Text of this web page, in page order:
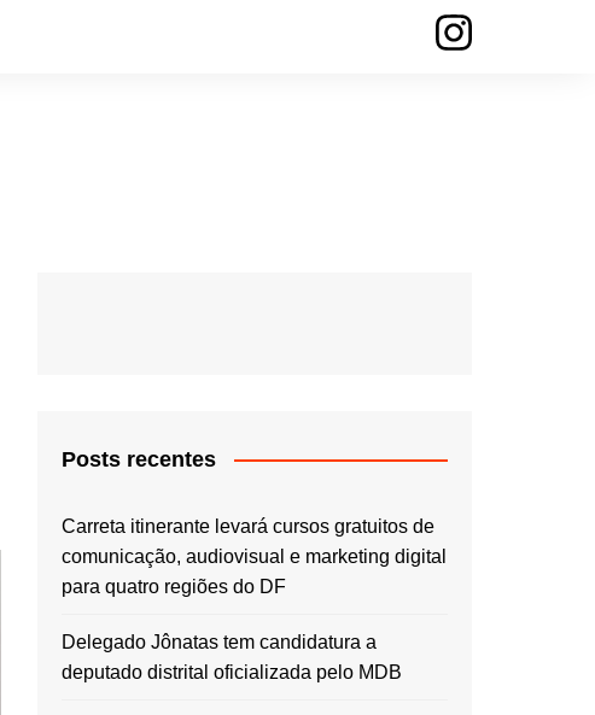
Posts recentes
Carreta itinerante levará cursos gratuitos de
comunicação, audiovisual e marketing digital
para quatro regiões do DF
Delegado Jônatas tem candidatura a
deputado distrital oficializada pelo MDB